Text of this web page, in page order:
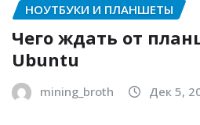
НОУТБУКИ И ПЛАНШЕТЫ
Чего ждать от
Ubuntu
mining_broth Дек 5,